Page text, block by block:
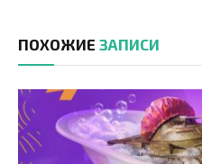
ПОХОЖИЕ ЗАПИСИ